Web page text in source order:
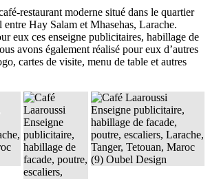
restaurant moderne situé dans le quartier
Hay Salam et Mhasehas, Larache.
eux ces enseigne publicitaires, habillage de
avons également réalisé pour eux d’autres
cartes de visite, menu de table et autres